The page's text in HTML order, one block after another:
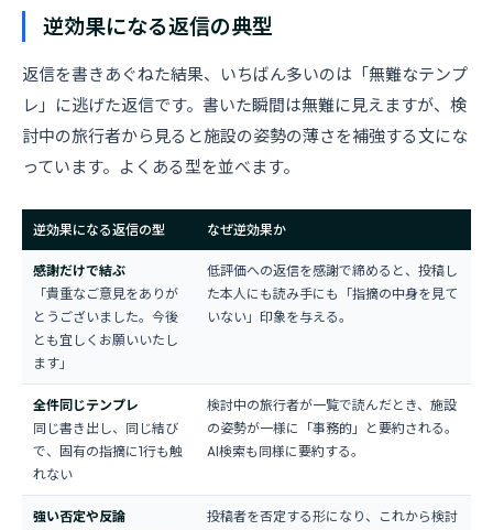
逆効果になる返信の典型
返信を書きあぐねた結果、いちばん多いのは「無難なテンプ
レ」に逃げた返信です。書いた瞬間は無難に見えますが、検
討中の旅行者から見ると施設の姿勢の薄さを補強する文にな
っています。よくある型を並べます。
逆効果になる返信の型 なぜ逆効果か
感謝だけで結ぶ
「貴重なご意見をありが
とうございました。今後
とも宜しくお願いいたし
ます」
低評価への返信を感謝で締めると、投稿し
た本人にも読み手にも「指摘の中身を見て
いない」印象を与える。
全件同じテンプレ
同じ書き出し、同じ結び
で、固有の指摘に1行も触
れない
検討中の旅行者が一覧で読んだとき、施設
の姿勢が一様に「事務的」と要約される。
AI検索も同様に要約する。
強い否定や反論
投稿者を否定する形になり、これから検討